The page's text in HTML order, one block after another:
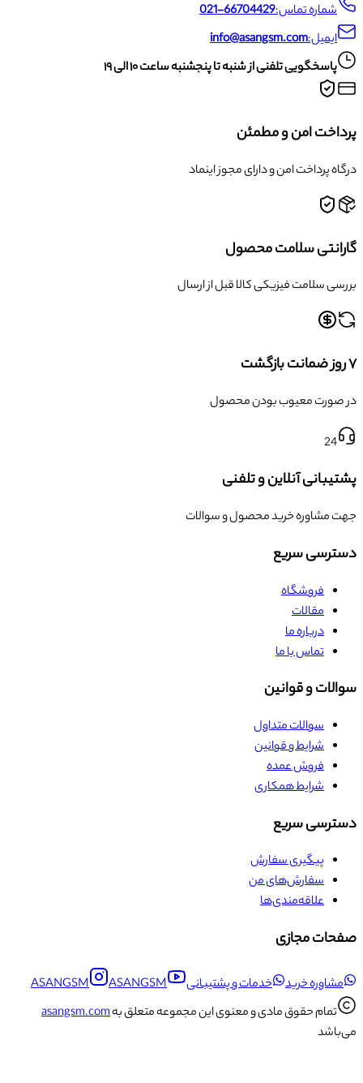
شماره تماس:021-66704429
ایمیل:info@asangsm.com
پاسخگویی تلفنی از شنبه تا پنجشنبه ساعت ۱۰ الی ۱۹
پرداخت امن و مطمئن
درگاه پرداخت امن و دارای مجوز اینماد
گارانتی سلامت محصول
بررسی سلامت فیزیکی کالا قبل از ارسال
۷ روز ضمانت بازگشت
در صورت معیوب بودن محصول
24
پشتیبانی آنلاین و تلفنی
جهت مشاوره خرید محصول و سوالات
دسترسی سریع
فروشگاه
مقالات
درباره ما
تماس با ما
سوالات و قوانین
سوالات متداول
شرایط و قوانین
فروش عمده
شرایط همکاری
دسترسی سریع
پیگیری سفارش
سفارش‌های من
علاقه‌مندی‌ها
صفحات مجازی
مشاوره خرید خدمات و پشتیبانی ASANGSM
ASANGSM
تمام حقوق مادی و معنوی این مجموعه متعلق بهasangsm.com
می‌باشد